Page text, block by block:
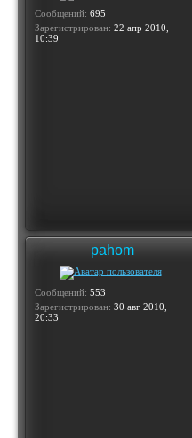
Сообщений: 695
Зарегистрирован: 22 апр 2010,
10:39
pahom
Сообщений: 553
Зарегистрирован: 30 авг 2010,
20:33